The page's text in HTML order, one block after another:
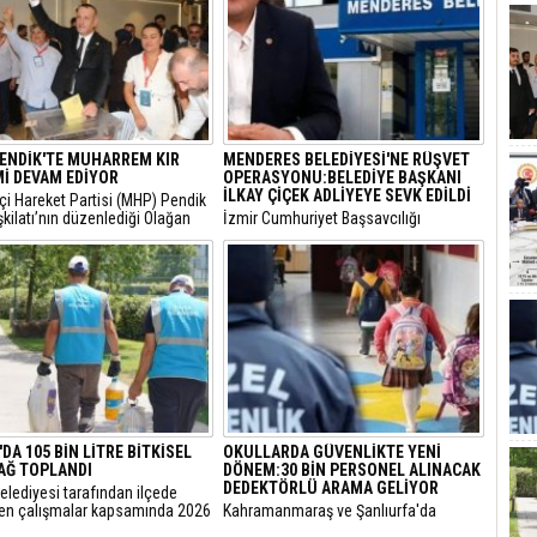
MUHARREM KIR
DEVAM EDİYOR
Hareket Partisi (MHP) Pendik
düzenlediği Olağan
mevcut başkan Muharrem
desteğini alarak
göreve getirildi.
MENDERES BELEDİYESİ'NE RÜŞVET
OPERASYONU:BELEDİYE BAŞKANI
İLKAY ÇİÇEK ADLİYEYE SEVK EDİLDİ
​İzmir Cumhuriyet Başsavcılığı
tarafından yürütülen 'rüşvet' ve 'irtikap'
soruşturması kapsamında gözaltına
alınan Menderes Belediye Başkanı İlkay
Çiçek’in de aralarında bulunduğu 16
şüpheli adliyeye sevk edildi.
105 BİN LİTRE BİTKİSEL
TOPLANDI
tarafından ilçede
çalışmalar kapsamında 2026
OKULLARDA GÜVENLİKTE YENİ
DÖNEM:30 BİN PERSONEL ALINACAK
DEDEKTÖRLÜ ARAMA GELİYOR
​Kahramanmaraş ve Şanlıurfa'da